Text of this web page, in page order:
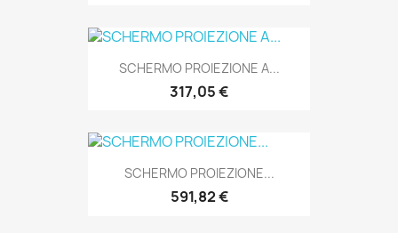
SCHERMO PROIEZIONE A...
317,05 €
SCHERMO PROIEZIONE...
591,82 €